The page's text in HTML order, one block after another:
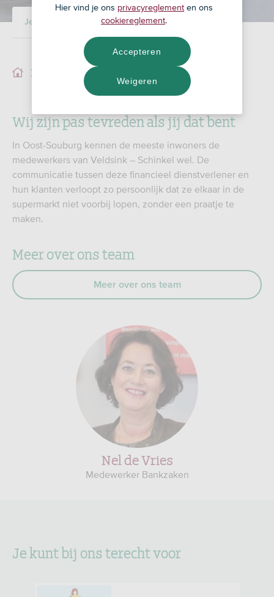
Je adviseur Ons team
Je adviseur
Wij zijn pas tevreden als jij dat bent
In Oost-Souburg kennen de meeste inwoners de
medewerkers van Veldsink – Schinkel wel. De
communicatie tussen deze financieel dienstverlener en
hun klanten verloopt zo persoonlijk dat ze elkaar in de
supermarkt niet voorbij lopen, zonder een praatje te
maken.
Meer over ons team
Meer over ons team
Nel de Vries
Medewerker Bankzaken
Je kunt bij ons terecht voor
Hier vind je ons privacyreglement en ons
cookiereglement.
Weigeren
Accepteren